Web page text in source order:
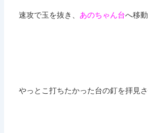
速攻で玉を抜き、 あのちゃん台へ移動
やっとこ打ちたかった台の釘を拝見さ